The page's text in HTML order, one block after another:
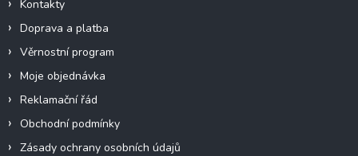
Kontakty
Doprava a platba
Věrnostní program
Moje objednávka
Reklamační řád
Obchodní podmínky
Zásady ochrany osobních údajů